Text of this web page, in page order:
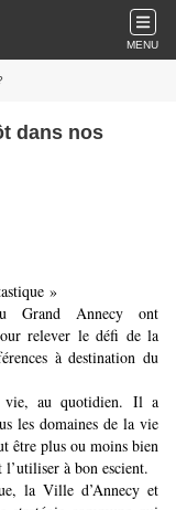
MENU
dans nos
»
Grand Annecy ont
relever le défi de la
à destination du
vie, au quotidien. Il a
les domaines de la vie
être plus ou moins bien
l’utiliser à bon escient.
la Ville d’Annecy et